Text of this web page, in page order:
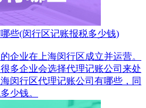
些(闵行区记账报税多少钱)
企业在上海闵行区成立并运营。
多企业会选择代理记账公司来处
闵行区代理记账公司有哪些，同
少钱。